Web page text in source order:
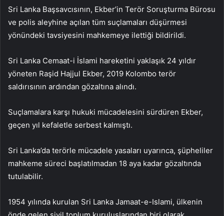
Sri Lanka Başsavcısının, Ekber’in Terör Soruşturma Bürosu
ve polis aleyhine açılan tüm suçlamaları düşürmesi
yönündeki tavsiyesini mahkemeye ilettiği bildirildi.
Sri Lanka Cemaat-i İslami hareketini yaklaşık 24 yıldır
yöneten Raşid Hajjul Ekber, 2019 Kolombo terör
saldırısının ardından gözaltına alındı.
Suçlamalara karşı hukuki mücadelesini sürdüren Ekber,
geçen yıl kefaletle serbest kalmıştı.
Sri Lanka’da terörle mücadele yasaları uyarınca, şüpheliler
mahkeme süreci başlatılmadan 18 aya kadar gözaltında
tutulabilir.
1954 yılında kurulan Sri Lanka Jamaat-e-Islami, ülkenin